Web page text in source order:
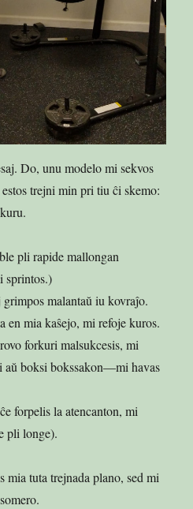
Do, unu modelo mi sekvos
trejni min pri tiu ĉi skemo:
pli rapide mallongan
sprintos.)
malantaŭ iu kovraĵo.
mia kaŝejo, mi refoje kuros.
forkuri malsukcesis, mi
aŭ boksi bokssakon—mi havas
forpelis la atencanton, mi
pli longe).
mia tuta trejnada plano, sed mi